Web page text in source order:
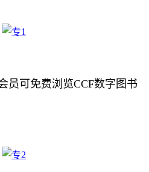
员可免费浏览CCF数字图书